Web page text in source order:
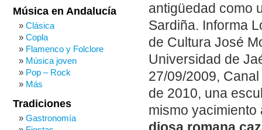
antigüedad como
Sardiña. Informa
de Cultura José
Universidad de
27/09/2009,
de 2010, una
mismo
Música en Andalucía
Clásica
Copla
Flamenco y Folclore
Música joven
Pop – Rock
Más
Tradiciones
Gastronomía